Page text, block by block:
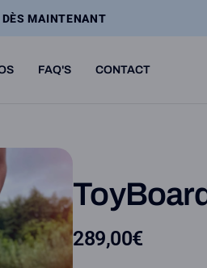
MÉTROPOLITAINE
FAQ'S CONTACT
289,00€